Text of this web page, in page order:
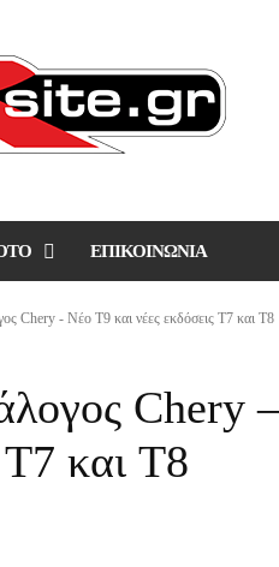
ΕΠΙΚΟΙΝΩΝΙΑ
Chery - Νέο T9 και νέες εκδόσεις T7 και T8
Chery
T7 και T8